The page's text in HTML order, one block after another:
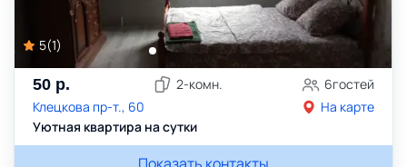
5(1)
50 р. 2-комн. 6гостей
Клецкова пр-т., 60
На карте
Уютная квартира на сутки